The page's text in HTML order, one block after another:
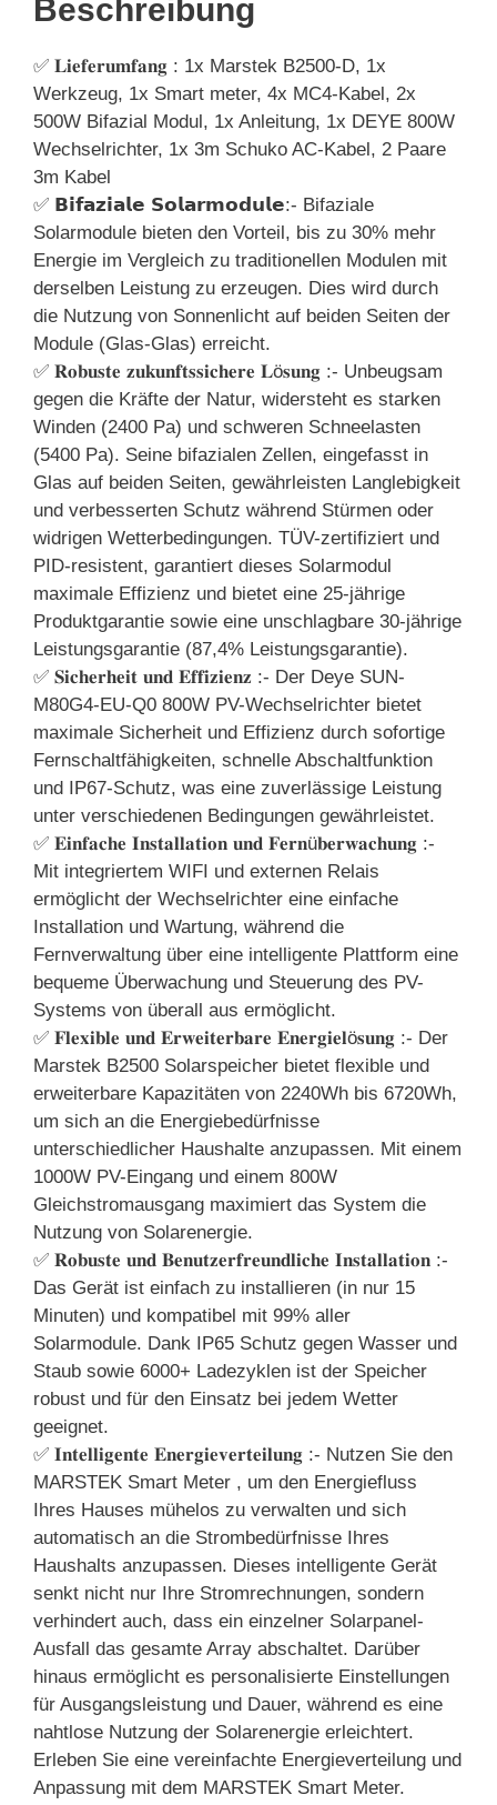
Beschreibung
✅ 𝐋𝐢𝐞𝐟𝐞𝐫𝐮𝐦𝐟𝐚𝐧𝐠 : 1x Marstek B2500-D, 1x
Werkzeug, 1x Smart meter, 4x MC4-Kabel, 2x
500W Bifazial Modul, 1x Anleitung, 1x DEYE 800W
Wechselrichter, 1x 3m Schuko AC-Kabel, 2 Paare
3m Kabel
✅ 𝗕𝗶𝗳𝗮𝘇𝗶𝗮𝗹𝗲 𝗦𝗼𝗹𝗮𝗿𝗺𝗼𝗱𝘂𝗹𝗲:- Bifaziale
Solarmodule bieten den Vorteil, bis zu 30% mehr
Energie im Vergleich zu traditionellen Modulen mit
derselben Leistung zu erzeugen. Dies wird durch
die Nutzung von Sonnenlicht auf beiden Seiten der
Module (Glas-Glas) erreicht.
✅ 𝐑𝐨𝐛𝐮𝐬𝐭𝐞 𝐳𝐮𝐤𝐮𝐧𝐟𝐭𝐬𝐬𝐢𝐜𝐡𝐞𝐫𝐞 𝐋ö𝐬𝐮𝐧𝐠 :- Unbeugsam
gegen die Kräfte der Natur, widersteht es starken
Winden (2400 Pa) und schweren Schneelasten
(5400 Pa). Seine bifazialen Zellen, eingefasst in
Glas auf beiden Seiten, gewährleisten Langlebigkeit
und verbesserten Schutz während Stürmen oder
widrigen Wetterbedingungen. TÜV-zertifiziert und
PID-resistent, garantiert dieses Solarmodul
maximale Effizienz und bietet eine 25-jährige
Produktgarantie sowie eine unschlagbare 30-jährige
Leistungsgarantie (87,4% Leistungsgarantie).
✅ 𝐒𝐢𝐜𝐡𝐞𝐫𝐡𝐞𝐢𝐭 𝐮𝐧𝐝 𝐄𝐟𝐟𝐢𝐳𝐢𝐞𝐧𝐳 :- Der Deye SUN-
M80G4-EU-Q0 800W PV-Wechselrichter bietet
maximale Sicherheit und Effizienz durch sofortige
Fernschaltfähigkeiten, schnelle Abschaltfunktion
und IP67-Schutz, was eine zuverlässige Leistung
unter verschiedenen Bedingungen gewährleistet.
✅ 𝐄𝐢𝐧𝐟𝐚𝐜𝐡𝐞 𝐈𝐧𝐬𝐭𝐚𝐥𝐥𝐚𝐭𝐢𝐨𝐧 𝐮𝐧𝐝 𝐅𝐞𝐫𝐧ü𝐛𝐞𝐫𝐰𝐚𝐜𝐡𝐮𝐧𝐠 :-
Mit integriertem WIFI und externen Relais
ermöglicht der Wechselrichter eine einfache
Installation und Wartung, während die
Fernverwaltung über eine intelligente Plattform eine
bequeme Überwachung und Steuerung des PV-
Systems von überall aus ermöglicht.
✅ 𝐅𝐥𝐞𝐱𝐢𝐛𝐥𝐞 𝐮𝐧𝐝 𝐄𝐫𝐰𝐞𝐢𝐭𝐞𝐫𝐛𝐚𝐫𝐞 𝐄𝐧𝐞𝐫𝐠𝐢𝐞𝐥ö𝐬𝐮𝐧𝐠 :- Der
Marstek B2500 Solarspeicher bietet flexible und
erweiterbare Kapazitäten von 2240Wh bis 6720Wh,
um sich an die Energiebedürfnisse
unterschiedlicher Haushalte anzupassen. Mit einem
1000W PV-Eingang und einem 800W
Gleichstromausgang maximiert das System die
Nutzung von Solarenergie.
✅ 𝐑𝐨𝐛𝐮𝐬𝐭𝐞 𝐮𝐧𝐝 𝐁𝐞𝐧𝐮𝐭𝐳𝐞𝐫𝐟𝐫𝐞𝐮𝐧𝐝𝐥𝐢𝐜𝐡𝐞 𝐈𝐧𝐬𝐭𝐚𝐥𝐥𝐚𝐭𝐢𝐨𝐧 :-
Das Gerät ist einfach zu installieren (in nur 15
Minuten) und kompatibel mit 99% aller
Solarmodule. Dank IP65 Schutz gegen Wasser und
Staub sowie 6000+ Ladezyklen ist der Speicher
robust und für den Einsatz bei jedem Wetter
geeignet.
✅ 𝐈𝐧𝐭𝐞𝐥𝐥𝐢𝐠𝐞𝐧𝐭𝐞 𝐄𝐧𝐞𝐫𝐠𝐢𝐞𝐯𝐞𝐫𝐭𝐞𝐢𝐥𝐮𝐧𝐠 :- Nutzen Sie den
MARSTEK Smart Meter , um den Energiefluss
Ihres Hauses mühelos zu verwalten und sich
automatisch an die Strombedürfnisse Ihres
Haushalts anzupassen. Dieses intelligente Gerät
senkt nicht nur Ihre Stromrechnungen, sondern
verhindert auch, dass ein einzelner Solarpanel-
Ausfall das gesamte Array abschaltet. Darüber
hinaus ermöglicht es personalisierte Einstellungen
für Ausgangsleistung und Dauer, während es eine
nahtlose Nutzung der Solarenergie erleichtert.
Erleben Sie eine vereinfachte Energieverteilung und
Anpassung mit dem MARSTEK Smart Meter.